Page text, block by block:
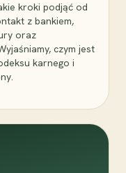
kroki podjąć od
z bankiem,
oraz
czym jest
karnego i